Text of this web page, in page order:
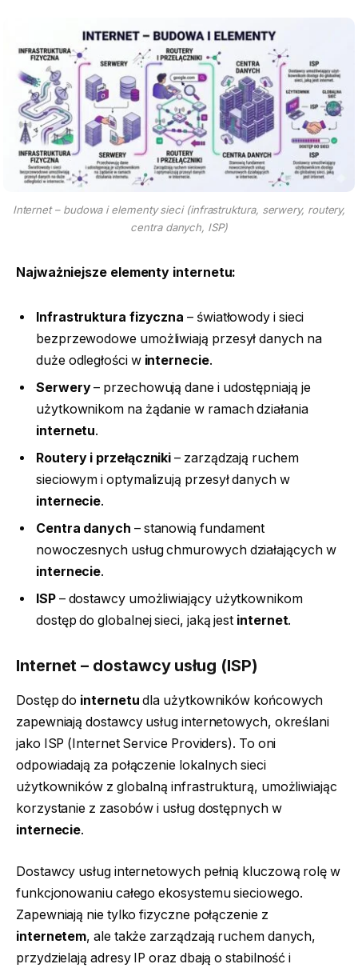
Internet – budowa i elementy sieci (infrastruktura, serwery, routery,
centra danych, ISP)
Najważniejsze elementy internetu:
Infrastruktura fizyczna – światłowody i sieci
bezprzewodowe umożliwiają przesył danych na
duże odległości w internecie.
Serwery– przechowują dane i udostępniają je
użytkownikom na żądanie w ramach działania
internetu.
Routery i przełączniki – zarządzają ruchem
sieciowym i optymalizują przesył danych w
internecie.
Centra danych – stanowią fundament
nowoczesnych usług chmurowych działających w
internecie.
ISP– dostawcy umożliwiający użytkownikom
dostęp do globalnej sieci, jaką jest internet.
Internet – dostawcy usług (ISP)
Dostęp do internetu dla użytkowników końcowych
zapewniają dostawcy usług internetowych, określani
jako ISP (Internet Service Providers). To oni
odpowiadają za połączenie lokalnych sieci
użytkowników z globalną infrastrukturą, umożliwiając
korzystanie z zasobów i usług dostępnych w
internecie.
Dostawcy usług internetowych pełnią kluczową rolę w
funkcjonowaniu całego ekosystemu sieciowego.
Zapewniają nie tylko fizyczne połączenie z
internetem, ale także zarządzają ruchem danych,
przydzielają adresy IP oraz dbają o stabilność i